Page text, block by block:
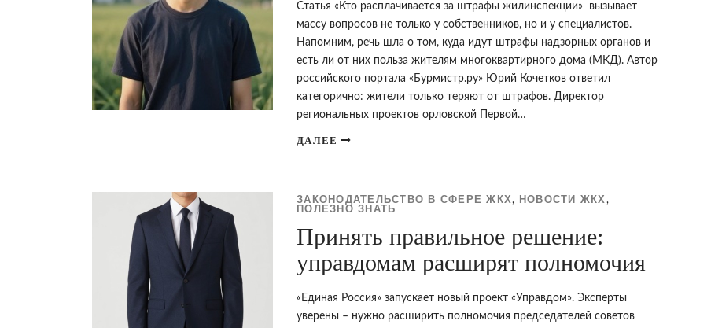
Статья «Кто расплачивается за штрафы жилинспекции» вызывает
массу вопросов не только у собственников, но и у специалистов.
Напомним, речь шла о том, куда идут штрафы надзорных органов и
есть ли от них польза жителям многоквартирного дома (МКД). Автор
российского портала «Бурмистр.ру» Юрий Кочетков ответил
категорично: жители только теряют от штрафов. Директор
региональных проектов орловской Первой…
ДАЛЕЕ
ЗАКОНОДАТЕЛЬСТВО В СФЕРЕ ЖКХ, НОВОСТИ ЖКХ,
ПОЛЕЗНО ЗНАТЬ
Принять правильное решение:
управдомам расширят полномочия
«Единая Россия» запускает новый проект «Управдом». Эксперты
уверены – нужно расширить полномочия председателей советов